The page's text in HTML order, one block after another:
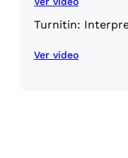
Turnitin:
Ver video